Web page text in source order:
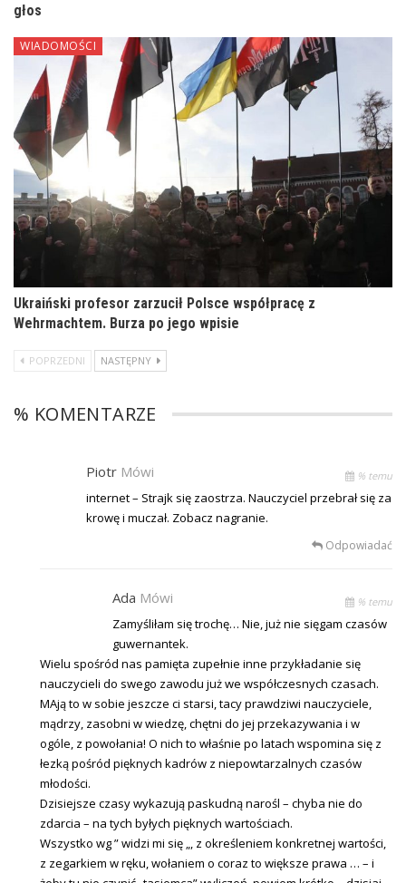
głos
WIADOMOŚCI
Ukraiński profesor zarzucił Polsce współpracę z
Wehrmachtem. Burza po jego wpisie
POPRZEDNI NASTĘPNY
% KOMENTARZE
Piotr Mówi % temu
internet – Strajk się zaostrza. Nauczyciel przebrał się za
krowę i muczał. Zobacz nagranie.
Odpowiadać
Ada Mówi % temu
Zamyśliłam się trochę… Nie, już nie sięgam czasów
guwernantek.
Wielu spośród nas pamięta zupełnie inne przykładanie się
nauczycieli do swego zawodu już we współczesnych czasach.
MAją to w sobie jeszcze ci starsi, tacy prawdziwi nauczyciele,
mądrzy, zasobni w wiedzę, chętni do jej przekazywania i w
ogóle, z powołania! O nich to właśnie po latach wspomina się z
łezką pośród pięknych kadrów z niepowtarzalnych czasów
młodości.
Dzisiejsze czasy wykazują paskudną narośl – chyba nie do
zdarcia – na tych byłych pięknych wartościach.
Wszystko wg ” widzi mi się „, z określeniem konkretnej wartości,
z zegarkiem w ręku, wołaniem o coraz to większe prawa … – i